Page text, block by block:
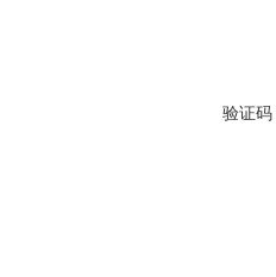
验证码